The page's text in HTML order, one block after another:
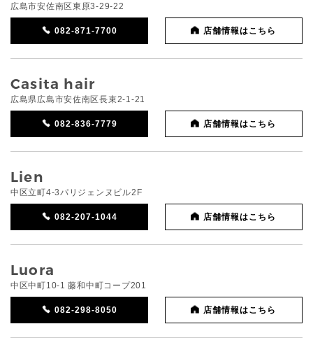
広島市安佐南区東原3-29-22
082-871-7700 店舗情報はこちら
Casita hair
広島県広島市安佐南区長束2-1-21
082-836-7779 店舗情報はこちら
Lien
中区立町4-3パリジェンヌビル2F
082-207-1044 店舗情報はこちら
Luora
中区中町10-1 藤和中町コープ201
082-298-8050 店舗情報はこちら